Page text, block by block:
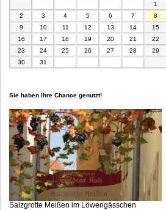
1
2
3 4 5 6 7
8
9
10 11 12 13 14
15
16
17 18 19 20 21
22
23
24 25 26 27 28
29
30
31
Sie haben ihre Chance genutzt!
Salzgrotte Meißen im Löwengässchen